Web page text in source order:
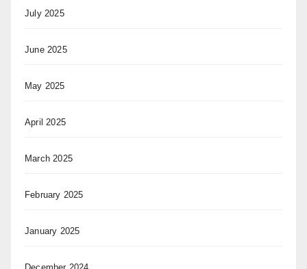
July 2025
June 2025
May 2025
April 2025
March 2025
February 2025
January 2025